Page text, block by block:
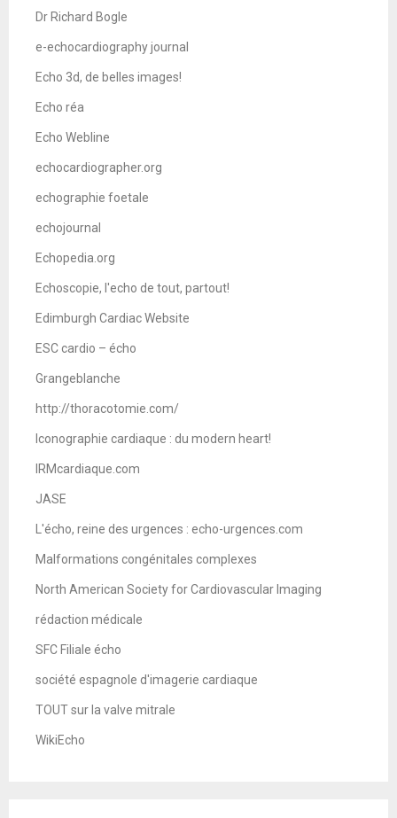
Dr Richard Bogle
e-echocardiography journal
Echo 3d, de belles images!
Echo réa
Echo Webline
echocardiographer.org
echographie foetale
echojournal
Echopedia.org
Echoscopie, l'echo de tout, partout!
Edimburgh Cardiac Website
ESC cardio – écho
Grangeblanche
http://thoracotomie.com/
Iconographie cardiaque : du modern heart!
IRMcardiaque.com
JASE
L'écho, reine des urgences : echo-urgences.com
Malformations congénitales complexes
North American Society for Cardiovascular Imaging
rédaction médicale
SFC Filiale écho
société espagnole d'imagerie cardiaque
TOUT sur la valve mitrale
WikiEcho